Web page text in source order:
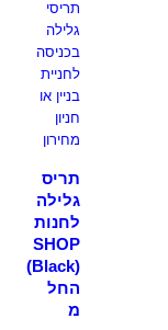
תריס
גלילה
לחנות
SHOP
(Black)
החל
מ